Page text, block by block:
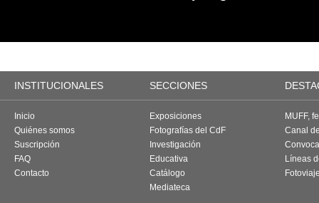
INSTITUCIONALES SECCIONES
Inicio
Quiénes somos
Suscripción
FAQ
Contacto
Exposiciones
Fotografías del CdF
Investigación
Educativa
Catálogo
Mediateca
MUFF,
Canal
Líneas